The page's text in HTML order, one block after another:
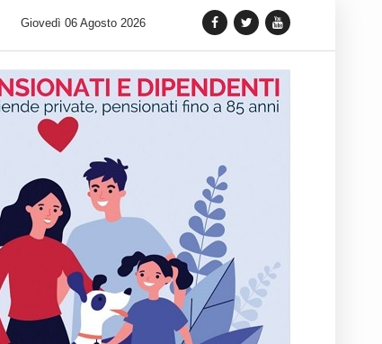
una variante Limited Edition del Carrera Chronograph in
Giovedì 06 Agosto 2026